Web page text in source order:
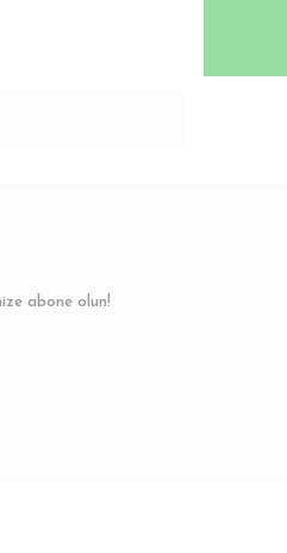
abone olun!